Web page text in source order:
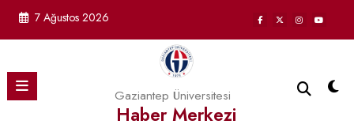
7 Ağustos 2026
Gaziantep Üniversitesi
Haber Merkezi